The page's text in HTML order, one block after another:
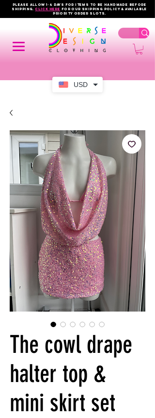
USD
PLEASE ALLOW 1-4 DAYS FOR ITEMS TO BE HANDMADE BEFORE
SHIPPING.click here FOR OUR shipping policy & AVAILABLE
PRIORITY order slots.
The cowl drape
halter top &
mini skirt set